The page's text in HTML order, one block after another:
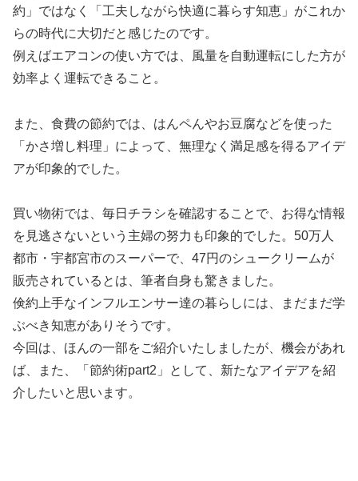
約」ではなく「工夫しながら快適に暮らす知恵」がこれか
らの時代に大切だと感じたのです。
例えばエアコンの使い方では、風量を自動運転にした方が
効率よく運転できること。
また、食費の節約では、はんペんやお豆腐などを使った
「かさ増し料理」によって、無理なく満足感を得るアイデ
アが印象的でした。
買い物術では、毎日チラシを確認することで、お得な情報
を見逃さないという主婦の努力も印象的でした。50万人
都市・宇都宮市のスーパーで、47円のシュークリームが
販売されているとは、筆者自身も驚きました。
倹約上手なインフルエンサー達の暮らしには、まだまだ学
ぶべき知恵がありそうです。
今回は、ほんの一部をご紹介いたしましたが、機会があれ
ば、また、「節約術part2」として、新たなアイデアを紹
介したいと思います。